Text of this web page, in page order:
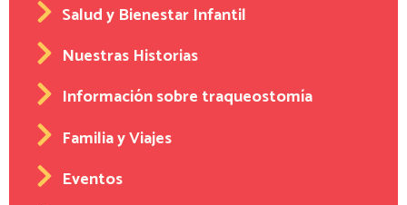
Salud y Bienestar Infantil
Nuestras Historias
Información sobre traqueostomía
Familia y Viajes
Eventos